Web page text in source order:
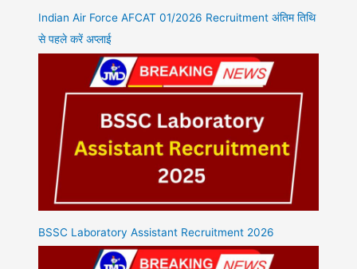
Indian Air Force AFCAT 01/2026 Recruitment अंतिम तिथि
से पहले करें अप्लाई
BSSC Laboratory Assistant Recruitment 2026